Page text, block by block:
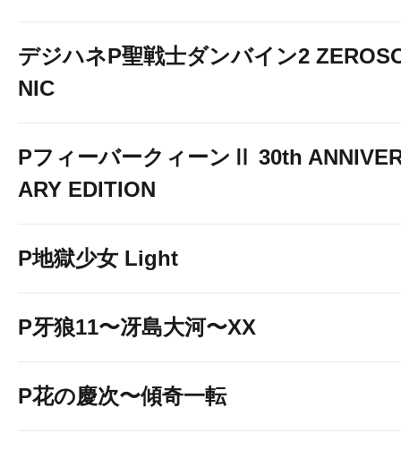
デジハネP聖戦士ダンバイン2
NIC
PフィーバークィーンⅡ 30th
ARY EDITION
P地獄少女 Light
P牙狼11〜冴島大河〜XX
P花の慶次〜傾奇一転